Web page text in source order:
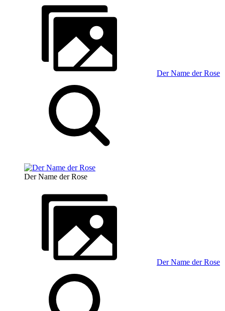
Der Name der Rose
Der Name der Rose
Der Name der Rose